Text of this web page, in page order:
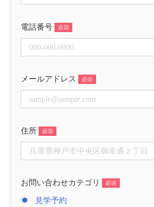
電話番号
メールアドレス
住所
お問い合わせカテゴリ
見学予約